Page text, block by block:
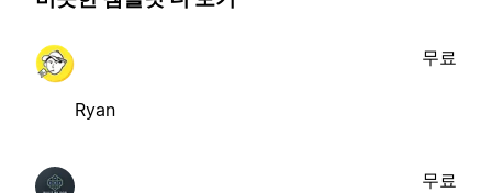
Ryan
무료
무료